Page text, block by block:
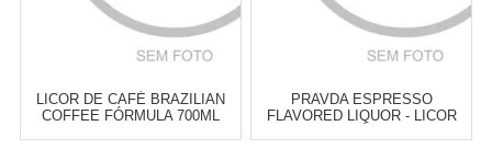
LICOR DE CAFÉ BRAZILIAN
COFFEE FÓRMULA 700ML
PRAVDA ESPRESSO
FLAVORED LIQUOR - LICOR